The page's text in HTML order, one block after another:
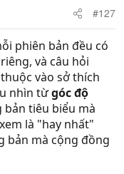
#127
phiên bản đều có
và câu hỏi
vào sở thích
nhìn từgóc độ
bản tiêu biểu mà
là "hay nhất"
bản mà cộng đồng